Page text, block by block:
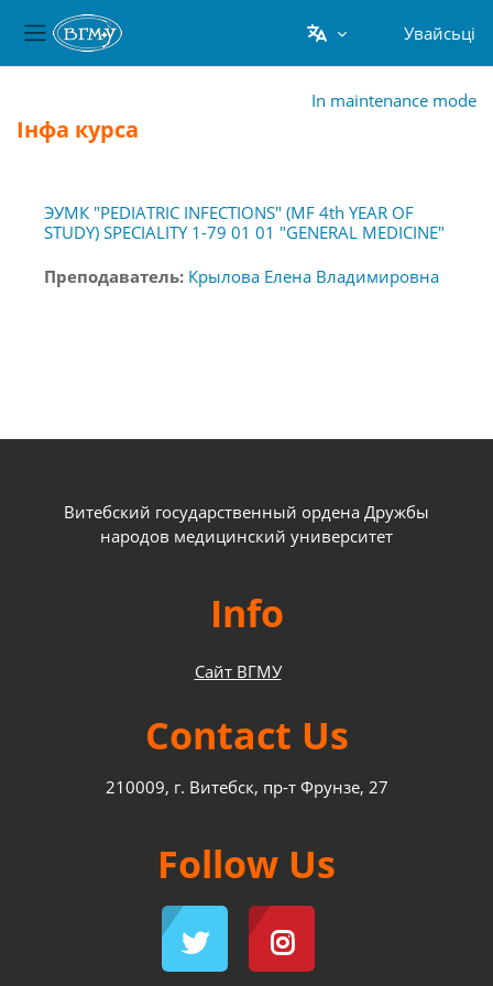
Бакавая панэль
Увайсьці
In maintenance mode
Інфа курса
ЭУМК "PEDIATRIC INFECTIONS" (MF 4th YEAR OF
STUDY) SPECIALITY 1-79 01 01 "GENERAL MEDICINE"
Преподаватель: Крылова Елена Владимировна
Витебский государственный ордена Дружбы
народов медицинский университет
Info
Сайт ВГМУ
Contact Us
210009, г. Витебск, пр-т Фрунзе, 27
Follow Us